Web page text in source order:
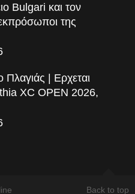
Bulgari και τον
της
Πλαγιάς | Ερχεται
XC OPEN 2026,
Back to top